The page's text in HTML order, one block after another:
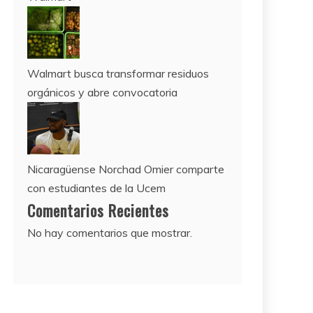
Walmart busca transformar residuos
orgánicos y abre convocatoria
Nicaragüense Norchad Omier comparte
con estudiantes de la Ucem
Comentarios Recientes
No hay comentarios que mostrar.